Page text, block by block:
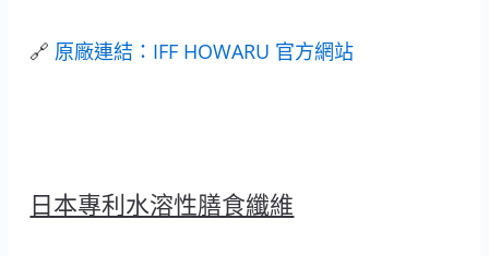
🔗 原廠連結：IFF HOWARU 官方網站
日本專利水溶性膳食纖維